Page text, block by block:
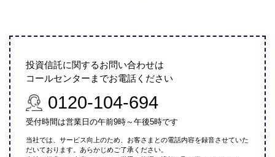
投資信託に関するお問い合わせは
コールセンターまでお電話ください
0120-104-694
受付時間は営業日の午前9時～午後5時です
当社では、サービス向上のため、お客さまとの電話内容を録音させていた
だいております。あらかじめご了承ください。